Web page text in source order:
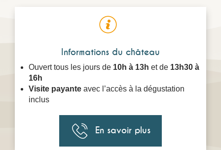
Informations du château
Ouvert tous les jours de 10h à 13h et de 13h30 à
16h
Visite payante avec l’accès à la dégustation
inclus
En savoir plus